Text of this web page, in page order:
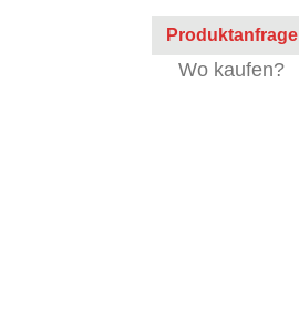
Produktanfrage
Wo kaufen?